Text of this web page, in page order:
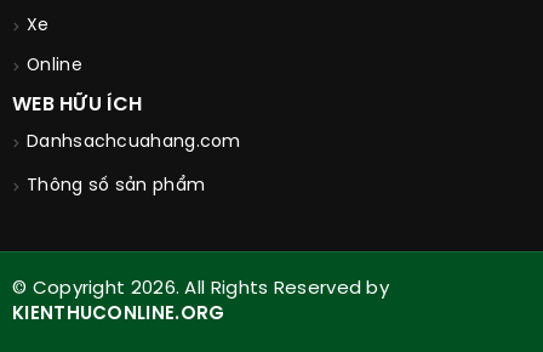
Xe
Online
WEB HỮU ÍCH
Danhsachcuahang.com
Thông số sản phẩm
© Copyright 2026. All Rights Reserved by
KIENTHUCONLINE.ORG